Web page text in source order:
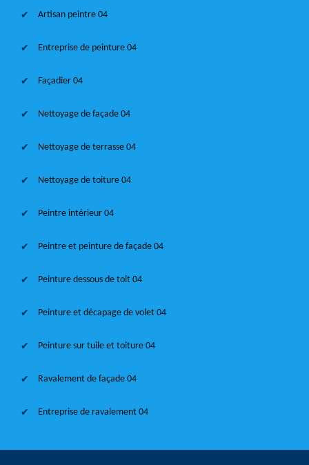
Artisan peintre 04
Entreprise de peinture 04
Façadier 04
Nettoyage de façade 04
Nettoyage de terrasse 04
Nettoyage de toiture 04
Peintre intérieur 04
Peintre et peinture de façade 04
Peinture dessous de toit 04
Peinture et décapage de volet 04
Peinture sur tuile et toiture 04
Ravalement de façade 04
Entreprise de ravalement 04